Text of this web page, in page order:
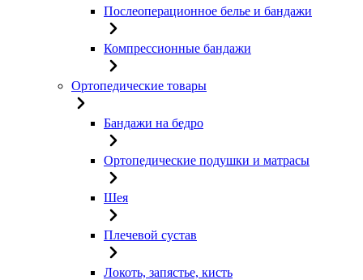
Послеоперационное белье и бандажи
Компрессионные бандажи
Ортопедические товары
Бандажи на бедро
Ортопедические подушки и матрасы
Шея
Плечевой сустав
Локоть, запястье, кисть